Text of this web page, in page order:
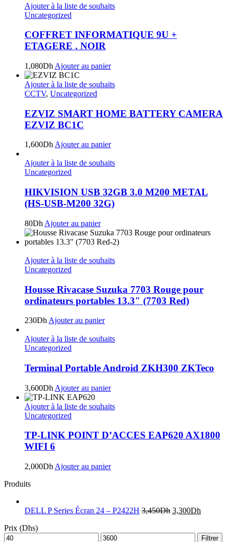
Ajouter à la liste de souhaits
Uncategorized
COFFRET INFORMATIQUE 9U +
ETAGERE . NOIR
1,080Dh Ajouter au panier
Ajouter à la liste de souhaits
CCTV, Uncategorized
EZVIZ SMART HOME BATTERY CAMERA
EZVIZ BC1C
1,600Dh Ajouter au panier
Ajouter à la liste de souhaits
Uncategorized
HIKVISION USB 32GB 3.0 M200 METAL
(HS-USB-M200 32G)
80Dh Ajouter au panier
Ajouter à la liste de souhaits
Uncategorized
Housse Rivacase Suzuka 7703 Rouge pour
ordinateurs portables 13.3″ (7703 Red)
230Dh Ajouter au panier
Ajouter à la liste de souhaits
Uncategorized
Terminal Portable Android ZKH300 ZKTeco
3,600Dh Ajouter au panier
Ajouter à la liste de souhaits
Uncategorized
TP-LINK POINT D’ACCES EAP620 AX1800
WIFI 6
2,000Dh Ajouter au panier
Produits
DELL P Series Écran 24 – P2422H 3,450Dh 3,300Dh
Prix (Dhs)
Filtrer